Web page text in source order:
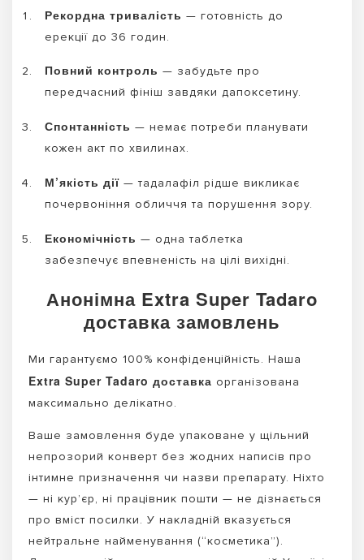
Рекордна тривалість — готовність до
ерекції до 36 годин.
Повний контроль — забудьте про
передчасний фініш завдяки дапоксетину.
Спонтанність — немає потреби планувати
кожен акт по хвилинах.
М’якість дії — тадалафіл рідше викликає
почервоніння обличчя та порушення зору.
Економічність — одна таблетка
забезпечує впевненість на цілі вихідні.
Анонімна Extra Super Tadaro
доставка замовлень
Ми гарантуємо 100% конфіденційність. Наша
Extra Super Tadaro доставка організована
максимально делікатно.
Ваше замовлення буде упаковане у щільний
непрозорий конверт без жодних написів про
інтимне призначення чи назви препарату. Ніхто
— ні кур’єр, ні працівник пошти — не дізнається
про вміст посилки. У накладній вказується
нейтральне найменування (“косметика”).